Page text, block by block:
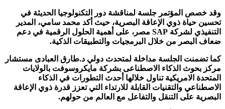
وقد خصص المؤتمر جلسة لمناقشة دور التكنولوجيا الحديثة في
تحسين حياة ذوي الإعاقة البصرية، حيث أكد محمد سامي، المدير
التنفيذي لشركة SAP مصر، على أهمية الحلول الرقمية في دعم
ضعاف البصر من خلال البرمجيات والتطبيقات الذكية.
كما تضمنت الجلسة مداخلة لمتحدث دولي د.طارق العبادى مستشار
مركز بحوث الذكاء الاصطناعى بشركة مايكروسوفت بالولايات
المتحدة الامريكية تناول خلالها أحدث التطورات في الذكاء
الاصطناعي والتقنيات القابلة للارتداء التي تعزز قدرة ذوي الإعاقة
البصرية على التنقل والتفاعل مع العالم من حولهم.